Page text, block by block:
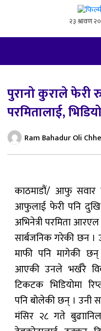
पुरानो कुराले फेरी
परमितालाई,
Ram Bahadur Oli
काठमाडौं/ आफु सवार
आफुलाई फेरी पनि
अभिनेत्री परमिता आरएल
सार्बजनिक गरेकी छन ।
माफी पनि मागेकी
आएकी उनले भर्खरै
टिकटक भिडियोमा
पनि बोलेकी छन् । उनी
मंसिर २८ गते